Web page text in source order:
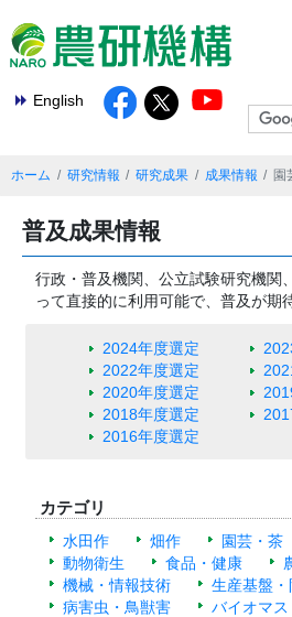
English
ホーム 研究情報 研究成果 成果情報 園
普及成果情報
行政・普及機関、公立試験研究機関
って直接的に利用可能で、普及が期
2024年度選定
2022年度選定
2020年度選定
2018年度選定
2016年度選定
カテゴリ
水田作 畑作 園芸・茶
動物衛生
食品・健康
機械・情報技術
生産基盤・
病害虫・鳥獣害
バイオマ